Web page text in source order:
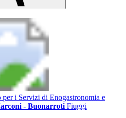
per i Servizi di Enogastronomia e
- Buonarroti Fiuggi